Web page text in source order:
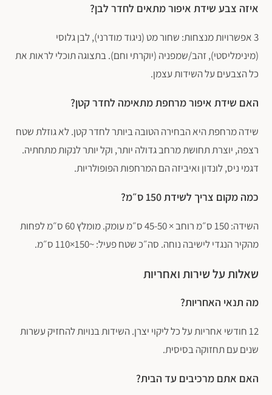
איזה צבע שידת איפור מתאים לחדר לבן?
3 אפשרויות מנצחות: שחור מט (ניגוד מודרני), לבן גלוסי
(מינימליסטי), זהב/שמפניה (יוקרתי וחם). בתצוגה תוכלי לראות את
כל הצבעים על השידות עצמן.
האם שידת איפור מרחפת מתאימה לחדר קטן?
שידה מרחפת היא הבחירה הטובה ביותר לחדר קטן. לא גוזלת שטח
רצפה, יוצרת תחושת מרחב גדולה יותר, וקל יותר לנקות מתחתיה.
דגמי ניס, לונדון ואיביזה הם המרחפות הפופולריות.
כמה מקום צריך לשידת 150 ס״מ?
השידה: 150 ס״מ רוחב × 45-50 ס״מ עומק. מומלץ 60 ס״מ לפחות
מהקיר הנגדי לישיבה נוחה. סה״כ שטח פעיל: ~150×110 ס״מ.
שאלות על שירות ואחריות
מה תנאי האחריות?
12 חודשי אחריות על כל ליקוי יצרן. השידות בנויות להחזיק עשרות
שנים עם תחזוקה בסיסית.
האם אתם מרכיבים עד הבית?